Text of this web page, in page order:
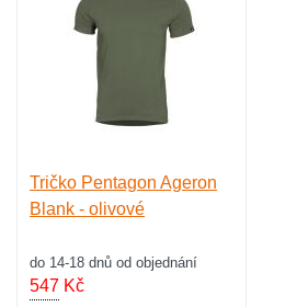
Tričko Pentagon Ageron
Blank - olivové
do 14-18 dnů od objednání
547 Kč